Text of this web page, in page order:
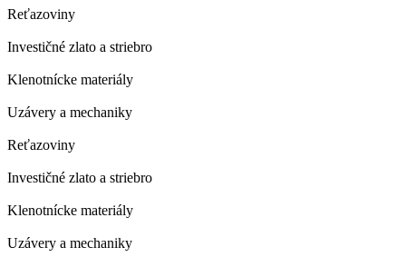
Reťazoviny
Investičné zlato a striebro
Klenotnícke materiály
Uzávery a mechaniky
Reťazoviny
Investičné zlato a striebro
Klenotnícke materiály
Uzávery a mechaniky